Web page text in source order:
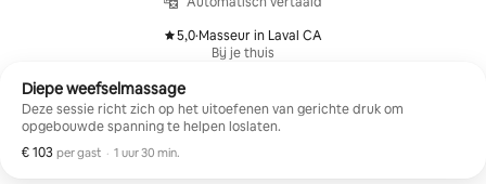
5,0
, ·Masseur in Laval CA
Bij je thuis
Diepe weefselmassage
Deze sessie richt zich op het uitoefenen van gerichte druk om
opgebouwde spanning te helpen loslaten.
€ 103 per gast
€ 103 per gast
, · 1 uur 30 min.